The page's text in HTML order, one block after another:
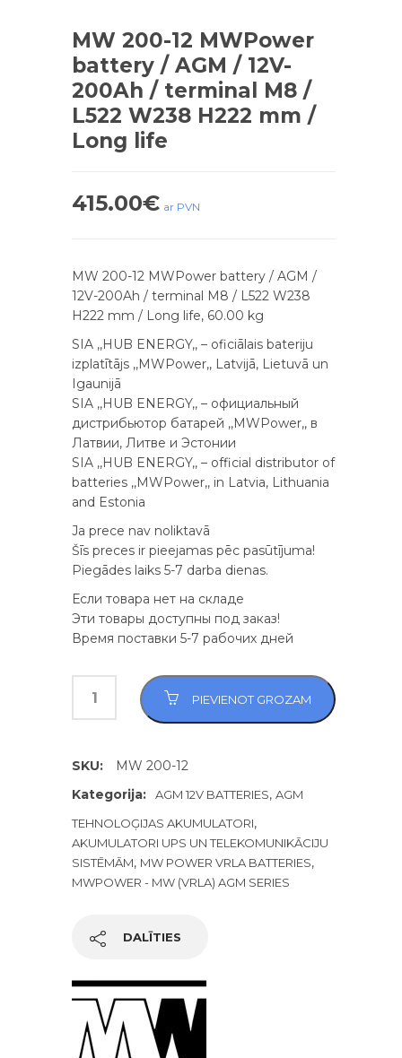
MW 200-12 MWPower
battery / AGM / 12V-
200Ah / terminal M8 /
L522 W238 H222 mm /
Long life
415.00€ ar PVN
MW 200-12 MWPower battery / AGM /
12V-200Ah / terminal M8 / L522 W238
H222 mm / Long life, 60.00 kg
SIA ,,HUB ENERGY,, – oficiālais bateriju
izplatītājs ,,MWPower,, Latvijā, Lietuvā un
Igaunijā
SIA ,,HUB ENERGY,, – официальный
дистрибьютор батарей ,,MWPower,, в
Латвии, Литве и Эстонии
SIA ,,HUB ENERGY,, – official distributor of
batteries ,,MWPower,, in Latvia, Lithuania
and Estonia
Ja prece nav noliktavā
Šīs preces ir pieejamas pēc pasūtījuma!
Piegādes laiks 5-7 darba dienas.
Если товара нет на складе
Эти товары доступны под заказ!
Время поставки 5-7 рабочих дней
PIEVIENOT GROZAM
SKU:
MW 200-12
Kategorija:
AGM 12V BATTERIES, AGM
TEHNOLOĢIJAS AKUMULATORI,
AKUMULATORI UPS UN TELEKOMUNIKĀCIJU
SISTĒMĀM, MW POWER VRLA BATTERIES,
MWPOWER - MW (VRLA) AGM SERIES
DALĪTIES